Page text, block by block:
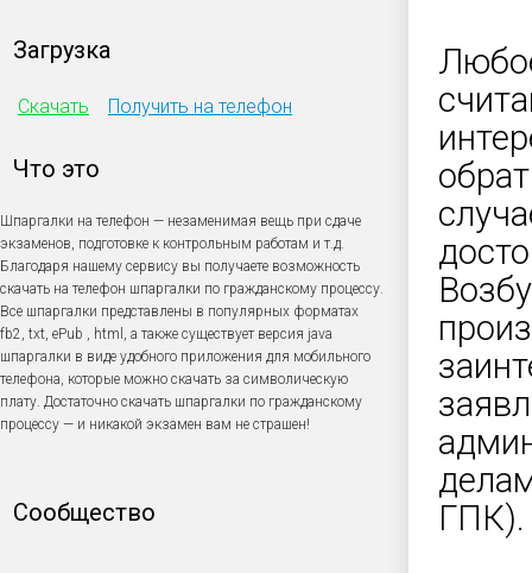
Загрузка
Скачать Получить на телефон
Что это
Шпаргалки на телефон — незаменимая вещь при сдаче
экзаменов, подготовке к контрольным работам и т.д.
Благодаря нашему сервису вы получаете возможность
скачать на телефон шпаргалки по гражданскому процессу.
Все шпаргалки представлены в популярных форматах
fb2, txt, ePub , html, а также существует версия java
шпаргалки в виде удобного приложения для мобильного
телефона, которые можно скачать за символическую
плату. Достаточно скачать шпаргалки по гражданскому
процессу — и никакой экзамен вам не страшен!
Сообщество
ГПК).